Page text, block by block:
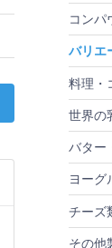
コンパ
バリエ
料理・
世界の
バター
ヨーグ
チーズ
その他